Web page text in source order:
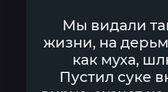
Мы видали
жизни, на
как муха,
Пустил суке